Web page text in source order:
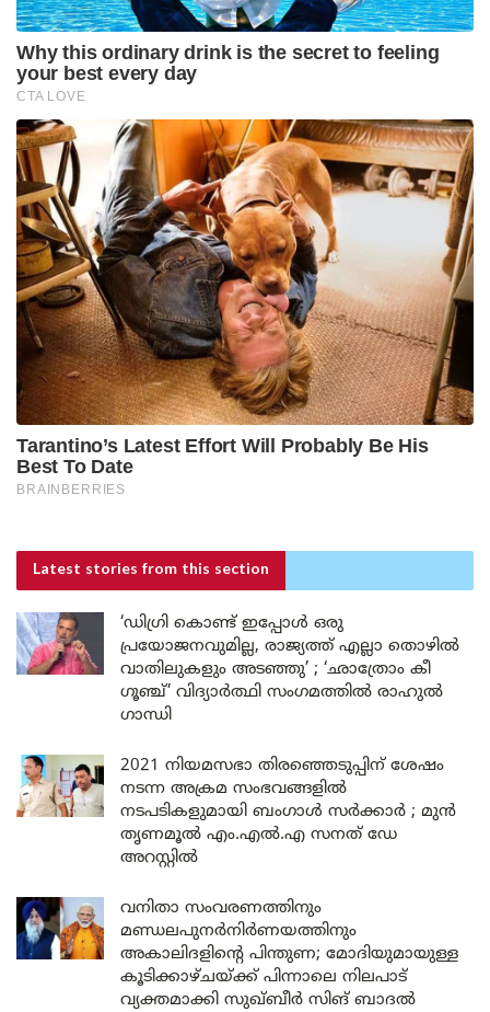
Latest stories from this section
‘ഡിഗ്രി കൊണ്ട് ഇപ്പോൾ ഒരു
പ്രയോജനവുമില്ല, രാജ്യത്ത് എല്ലാ തൊഴിൽ
വാതിലുകളും അടഞ്ഞു’ ; ‘ഛാത്രോം കീ
ഗൂഞ്ച്’ വിദ്യാർത്ഥി സംഗമത്തിൽ രാഹുൽ
ഗാന്ധി
2021 നിയമസഭാ തിരഞ്ഞെടുപ്പിന് ശേഷം
നടന്ന അക്രമ സംഭവങ്ങളിൽ
നടപടികളുമായി ബംഗാൾ സർക്കാർ ; മുൻ
തൃണമൂൽ എം.എൽ.എ സനത് ഡേ
അറസ്റ്റിൽ
വനിതാ സംവരണത്തിനും
മണ്ഡലപുനർനിർണയത്തിനും
അകാലിദളിന്റെ പിന്തുണ; മോദിയുമായുള്ള
കൂടിക്കാഴ്ചയ്ക്ക് പിന്നാലെ നിലപാട്
വ്യക്തമാക്കി സുഖ്ബീർ സിങ് ബാദൽ